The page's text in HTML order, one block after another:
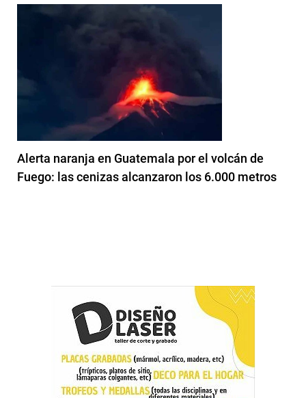
Alerta naranja en Guatemala por el volcán de
Fuego: las cenizas alcanzaron los 6.000 metros